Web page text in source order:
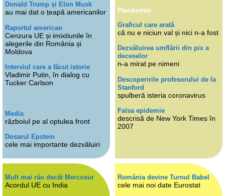
Donald Trump și Elon Musk
au mai dat o țeapă americanilor
Raportul american
Cenzura UE și imixtiunile în
alegerile din România și
Moldova
Interviul care a făcut istorie
Vladimir Putin, în dialog cu
Tucker Carlson
Media
războiul pe al optulea front
Dosarul Epstein
cele mai importante dezvăluiri
Pandemie
Graficul care arată
că nu e niciun val și nici n-a fost
Dezvăluirea umflării din pix a
deceselor
n-a mirat pe nimeni
Descoperirile profesorului de la
Stanford
spulberă isteria coronavirus
Falsa epidemie
descrisă de New York Times în
2007
Mult mai rău decât Mercosur
Acordul UE cu India
România devine Turnul Babel
cele mai noi date Eurostat